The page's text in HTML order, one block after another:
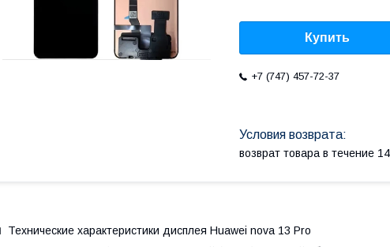
Купить
+7 (747) 457-72-37
возврат товара в течение
Технические характеристики дисплея Huawei nova 13 Pro